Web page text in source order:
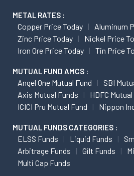
METAL RATES :
Copper Price Today
Aluminum
Zinc Price Today
Nickel Price
Iron Ore Price Today
Tin Price
MUTUAL FUND AMCS :
Angel One Mutual Fund
SBI
Axis Mutual Funds
HDFC
ICICI Pru Mutual Fund
Nippon
MUTUAL FUNDS CATEGORIES :
ELSS Funds Liquid Funds
Arbitrage Funds
Gilt Funds
Multi Cap Funds